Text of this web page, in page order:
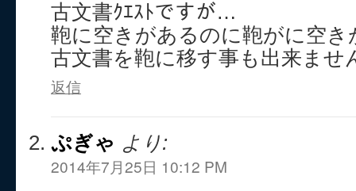
古文書ｸｴｽﾄですが…
鞄に空きがあるのに鞄がに空
古文書を鞄に移す事も出来ませ
返信
ぷぎゃ より:
2014年7月25日 10:12 PM